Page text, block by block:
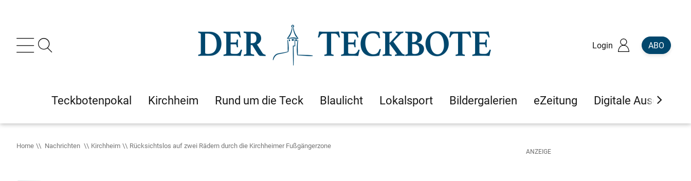
Login ABO
Teckbotenpokal Kirchheim Rund um die Teck Blaulicht Lokalsport Bildergalerien eZeitung Digitale Ausgaben
Home Nachrichten Kirchheim Rücksichtslos auf zwei Rädern durch die Kirchheimer Fußgängerzone